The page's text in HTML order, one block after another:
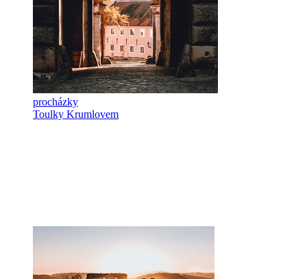
procházky
Toulky Krumlovem